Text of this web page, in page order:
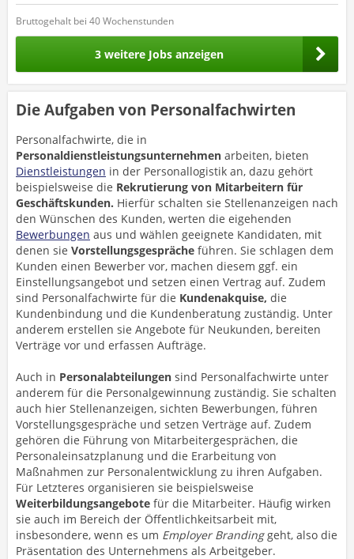
Bruttogehalt bei 40 Wochenstunden
3 weitere Jobs anzeigen
Die Aufgaben von Personalfachwirten
Personalfachwirte, die in
Personaldienstleistungsunternehmen arbeiten, bieten
Dienstleistungen in der Personallogistik an, dazu gehört
beispielsweise die Rekrutierung von Mitarbeitern für
Geschäftskunden. Hierfür schalten sie Stellenanzeigen nach
den Wünschen des Kunden, werten die eigehenden
Bewerbungen aus und wählen geeignete Kandidaten, mit
denen sie Vorstellungsgespräche führen. Sie schlagen dem
Kunden einen Bewerber vor, machen diesem ggf. ein
Einstellungsangebot und setzen einen Vertrag auf. Zudem
sind Personalfachwirte für die Kundenakquise, die
Kundenbindung und die Kundenberatung zuständig. Unter
anderem erstellen sie Angebote für Neukunden, bereiten
Verträge vor und erfassen Aufträge.
Auch in Personalabteilungen sind Personalfachwirte unter
anderem für die Personalgewinnung zuständig. Sie schalten
auch hier Stellenanzeigen, sichten Bewerbungen, führen
Vorstellungsgespräche und setzen Verträge auf. Zudem
gehören die Führung von Mitarbeitergesprächen, die
Personaleinsatzplanung und die Erarbeitung von
Maßnahmen zur Personalentwicklung zu ihren Aufgaben.
Für Letzteres organisieren sie beispielsweise
Weiterbildungsangebote für die Mitarbeiter. Häufig wirken
sie auch im Bereich der Öffentlichkeitsarbeit mit,
insbesondere, wenn es um Employer Brandinggeht, also die
Präsentation des Unternehmens als Arbeitgeber.